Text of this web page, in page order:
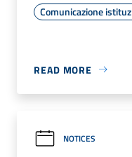
Comunicazione
READ MORE
NOTICES